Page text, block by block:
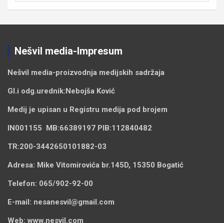
Nešvil media-Impresum
Nešvil media-proizvodnja medijskih sadržaja
Gl.i odg.urednik:Nebojša Ković
Medij je upisan u Registru medija pod brojem
IN001155 MB:66389197 PIB:112840482
TR:200-3442650101882-03
Adresa: Mike Vitomirovića br.145D, 15350 Bogatić
Telefon: 065/902-92-00
E-mail: nesanesvil@gmail.com
Web: www.nesvil.com